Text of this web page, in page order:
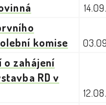
komise
o zahájení
RD v